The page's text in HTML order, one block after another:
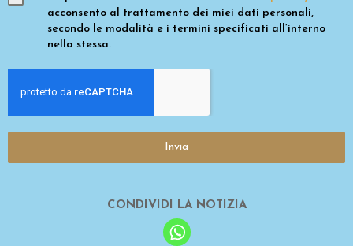
acconsento al trattamento dei miei dati personali,
secondo le modalità e i termini specificati all’interno
nella stessa.
Invia
CONDIVIDI LA NOTIZIA